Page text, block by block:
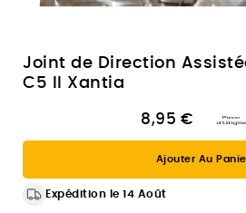
Joint de Direction
C5 II Xantia
8,95 €
Ajouter Au
Expédition le 14 Août